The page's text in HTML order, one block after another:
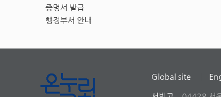
증명서 발급
행정부서 안내
Global site